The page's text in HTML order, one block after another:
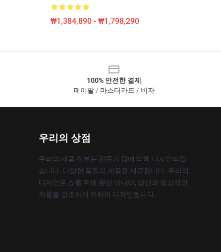
₩1,384,890 - ₩1,798,290
100% 안전한 결제
페이팔 / 마스터카드 / 비자
우리의 상점
우리의 제품 전부는 전문가 팀에 의해 디자인되었
습니다. 다양한 품질의 제품을 제공합니다. 우리의
디자인은 쇼를 위해 뿐만 아니라, 당신의 일상적인
작풍을 강조하기 위하여 디자인됩니다.